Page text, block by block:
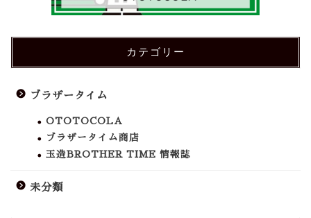
カテゴリー
ブラザータイム
OTOTOCOLA
ブラザータイム商店
玉造BROTHER TIME 情報誌
未分類